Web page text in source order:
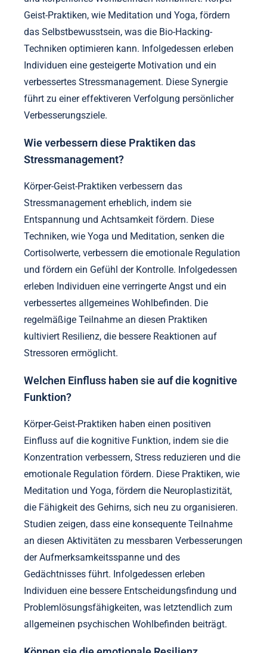
Geist-Praktiken, wie Meditation und Yoga, fördern
das Selbstbewusstsein, was die Bio-Hacking-
Techniken optimieren kann. Infolgedessen erleben
Individuen eine gesteigerte Motivation und ein
verbessertes Stressmanagement. Diese Synergie
führt zu einer effektiveren Verfolgung persönlicher
Verbesserungsziele.
Wie verbessern diese Praktiken das
Stressmanagement?
Körper-Geist-Praktiken verbessern das
Stressmanagement erheblich, indem sie
Entspannung und Achtsamkeit fördern. Diese
Techniken, wie Yoga und Meditation, senken die
Cortisolwerte, verbessern die emotionale Regulation
und fördern ein Gefühl der Kontrolle. Infolgedessen
erleben Individuen eine verringerte Angst und ein
verbessertes allgemeines Wohlbefinden. Die
regelmäßige Teilnahme an diesen Praktiken
kultiviert Resilienz, die bessere Reaktionen auf
Stressoren ermöglicht.
Welchen Einfluss haben sie auf die kognitive
Funktion?
Körper-Geist-Praktiken haben einen positiven
Einfluss auf die kognitive Funktion, indem sie die
Konzentration verbessern, Stress reduzieren und die
emotionale Regulation fördern. Diese Praktiken, wie
Meditation und Yoga, fördern die Neuroplastizität,
die Fähigkeit des Gehirns, sich neu zu organisieren.
Studien zeigen, dass eine konsequente Teilnahme
an diesen Aktivitäten zu messbaren Verbesserungen
der Aufmerksamkeitsspanne und des
Gedächtnisses führt. Infolgedessen erleben
Individuen eine bessere Entscheidungsfindung und
Problemlösungsfähigkeiten, was letztendlich zum
allgemeinen psychischen Wohlbefinden beiträgt.